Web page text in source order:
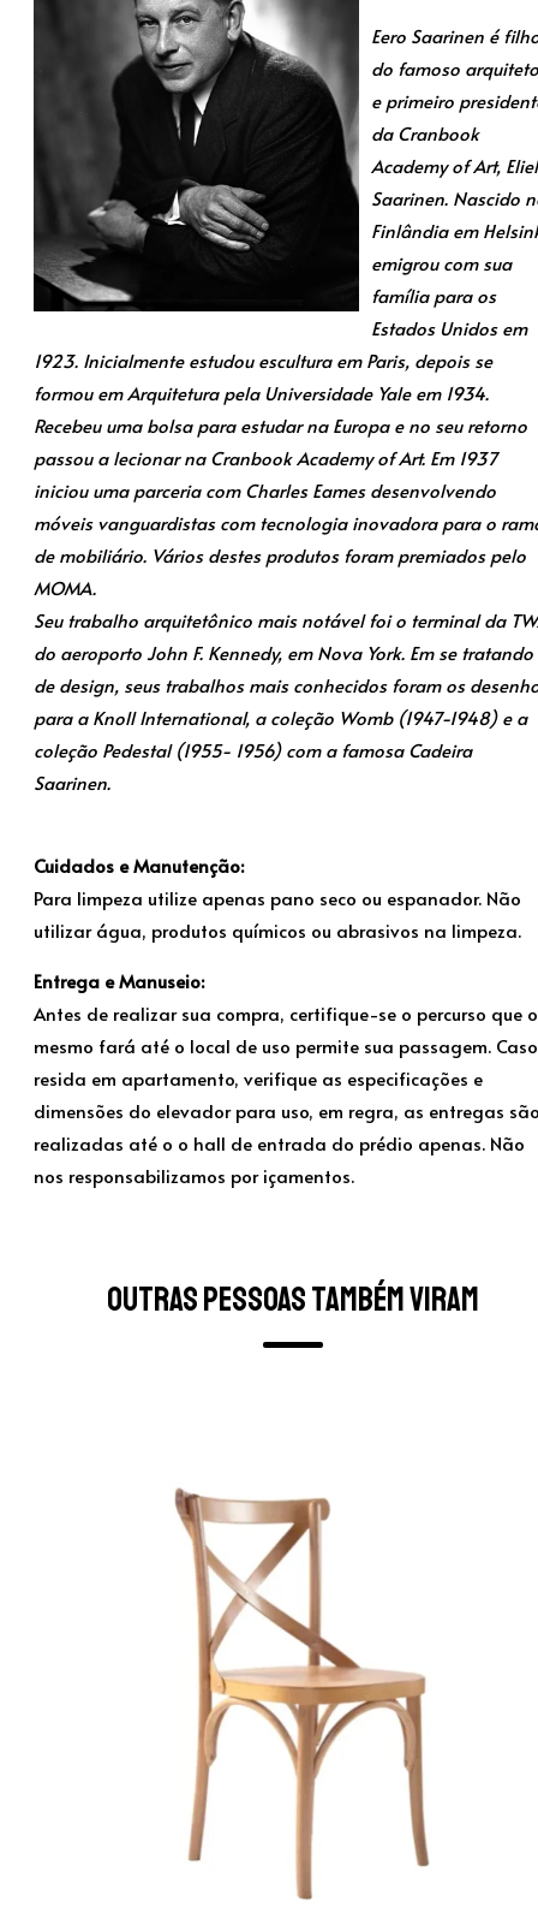
Eero Saarinen é
do famoso arquiteto
e primeiro
da Cranbook
Academy of Art, Eliel
Saarinen. Nascido
Finlândia em
emigrou com sua
família para os
Estados Unidos em
1923. Inicialmente estudou escultura em Paris, depois se
formou em Arquitetura pela Universidade Yale em 1934.
Recebeu uma bolsa para estudar na Europa e no seu retorno
passou a lecionar na Cranbook Academy of Art. Em 1937
iniciou uma parceria com Charles Eames desenvolvendo
móveis vanguardistas com tecnologia inovadora para o
de mobiliário. Vários destes produtos foram premiados pelo
MOMA.
Seu trabalho arquitetônico mais notável foi o terminal da
do aeroporto John F. Kennedy, em Nova York. Em se tratando
de design, seus trabalhos mais conhecidos foram os
para a Knoll International, a coleção Womb (1947-1948) e a
coleção Pedestal (1955- 1956) com a famosa Cadeira
Saarinen.
Cuidados e Manutenção:
Para limpeza utilize apenas pano seco ou espanador. Não
utilizar água, produtos químicos ou abrasivos na limpeza.
Entrega e Manuseio:
Antes de realizar sua compra, certifique-se o percurso que o
mesmo fará até o local de uso permite sua passagem. Caso
resida em apartamento, verifique as especificações e
dimensões do elevador para uso, em regra, as entregas
realizadas até o o hall de entrada do prédio apenas. Não
nos responsabilizamos por içamentos.
Outras pessoas também viram